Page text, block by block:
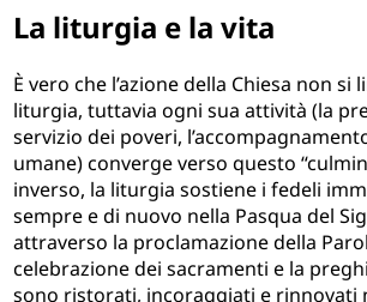
La liturgia e la vita
È vero che l’azione della Chiesa non si
liturgia, tuttavia ogni sua attività (la
servizio dei poveri,
umane) converge verso questo
inverso, la liturgia sostiene i fedeli
sempre e di nuovo nella Pasqua del
attraverso la proclamazione della
celebrazione dei sacramenti e la
sono ristorati, incoraggiati e rinnovati